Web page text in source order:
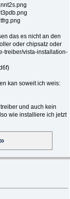
das es nicht an den
oder chipsatz oder
treiber/vista-installation-
kan soweit ich weis:
und auch kein
wie installiere ich jetzt